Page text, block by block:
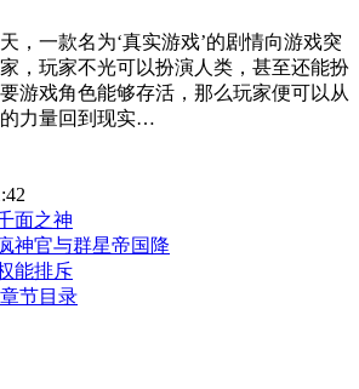
，一款名为‘真实游戏’的剧情向游戏突
，玩家不光可以扮演人类，甚至还能扮
游戏角色能够存活，那么玩家便可以从
力量回到现实…
面之神
神官与群星帝国降
能排斥
节目录